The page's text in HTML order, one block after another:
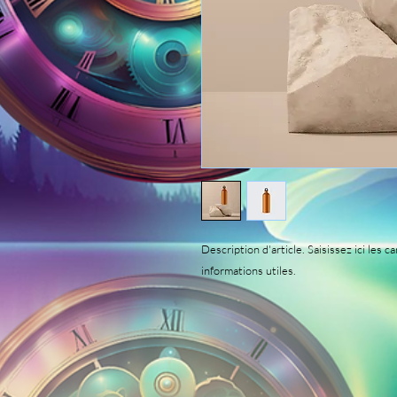
Description d'article. Saisissez ici les
informations utiles.